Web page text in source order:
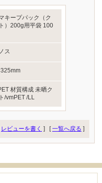
キープパック（ク
）200g用平袋 100
ス
材質構成 未晒ク
/vmPET /LL
レビューを書く ] [一覧へ戻る ]